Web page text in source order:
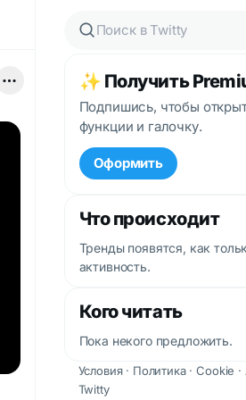
✨ Получить
Подпишись, чтобы
функции и галочку.
Оформить
Что происходит
Тренды появятся, как
активность.
Кого читать
Пока некого предложить.
Условия· Политика·Cookie ·
Twitty